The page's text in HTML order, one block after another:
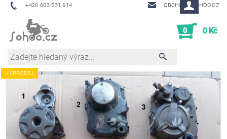
+420 603 531 614 OBCHOD@SOHOO.CZ
0 0 Kč
VÝPRODEJ